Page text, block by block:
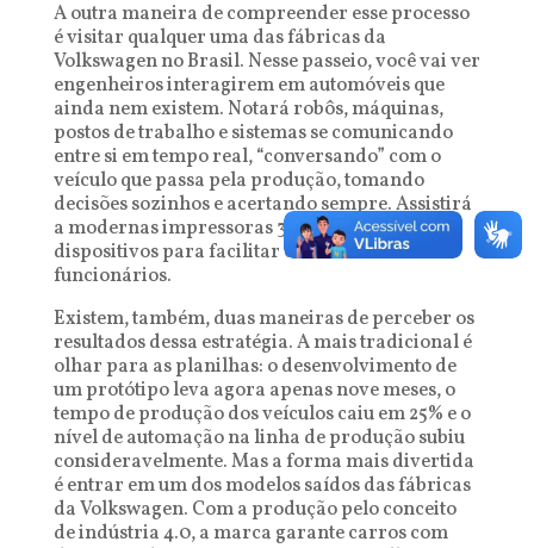
A outra maneira de compreender esse processo
é visitar qualquer uma das fábricas da
Volkswagen no Brasil. Nesse passeio, você vai ver
engenheiros interagirem em automóveis que
ainda nem existem. Notará robôs, máquinas,
postos de trabalho e sistemas se comunicando
entre si em tempo real, “conversando” com o
veículo que passa pela produção, tomando
decisões sozinhos e acertando sempre. Assistirá
a modernas impressoras 3D criando
dispositivos para facilitar o trabalho de
funcionários.
Existem, também, duas maneiras de perceber os
resultados dessa estratégia. A mais tradicional é
olhar para as planilhas: o desenvolvimento de
um protótipo leva agora apenas nove meses, o
tempo de produção dos veículos caiu em 25% e o
nível de automação na linha de produção subiu
consideravelmente. Mas a forma mais divertida
é entrar em um dos modelos saídos das fábricas
da Volkswagen. Com a produção pelo conceito
de indústria 4.0, a marca garante carros com